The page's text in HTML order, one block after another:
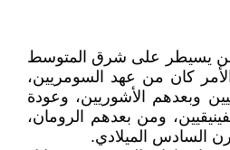
من يسيطر على شرق المتوسط
كان من عهد السومريين،
وبعدهم الأشوريين، وعودة
ومن بعدهم الرومان،
السادس الميلادي.